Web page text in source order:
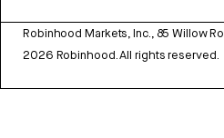
Robinhood Markets, Inc., 85 Willow
2026 Robinhood. All rights reserved.